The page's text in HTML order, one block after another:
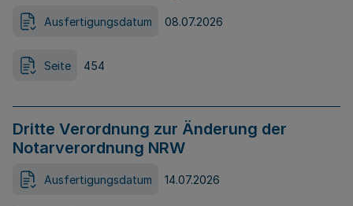
Ausfertigungsdatum 08.07.2026
Seite 454
Dritte Verordnung zur Änderung der
Notarverordnung NRW
Ausfertigungsdatum 14.07.2026